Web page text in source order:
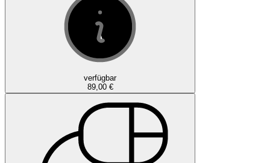
verfügbar
89,00 €